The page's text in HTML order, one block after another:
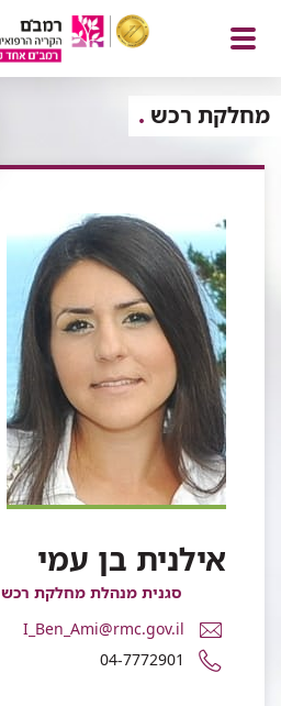
פתח
תפריט
מחלקת רכש
אילנית בן עמי
סגנית מנהלת מחלקת רכש
דואר
אלקטרוני
אילנית
I_Ben_Ami@rmc.gov.il
מספר
טלפון
04-7772901